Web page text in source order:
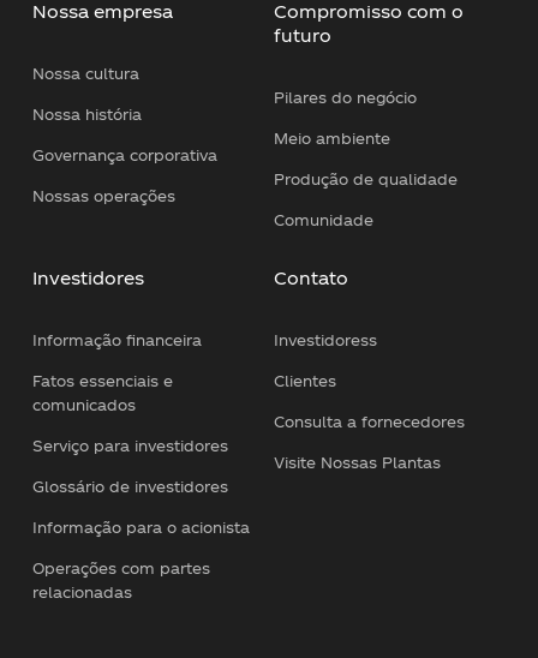
Nossa empresa
Nossa cultura
Nossa história
Governança corporativa
Nossas operações
Compromisso com o
futuro
Pilares do negócio
Meio ambiente
Produção de qualidade
Comunidade
Investidores
Informação financeira
Fatos essenciais e
comunicados
Serviço para investidores
Glossário de investidores
Informação para o acionista
Operações com partes
relacionadas
Contato
Investidoress
Clientes
Consulta a fornecedores
Visite Nossas Plantas